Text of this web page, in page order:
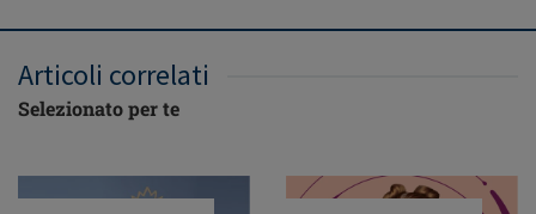
Articoli correlati
Selezionato per te